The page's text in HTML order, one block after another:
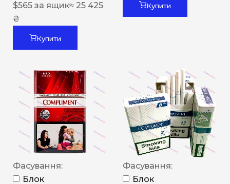
$565 за ящик≈ 25 425
₴
Купити
Купити
Фасування:
Блок
Фасування:
Блок